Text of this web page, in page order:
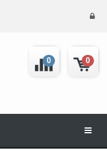
0
0